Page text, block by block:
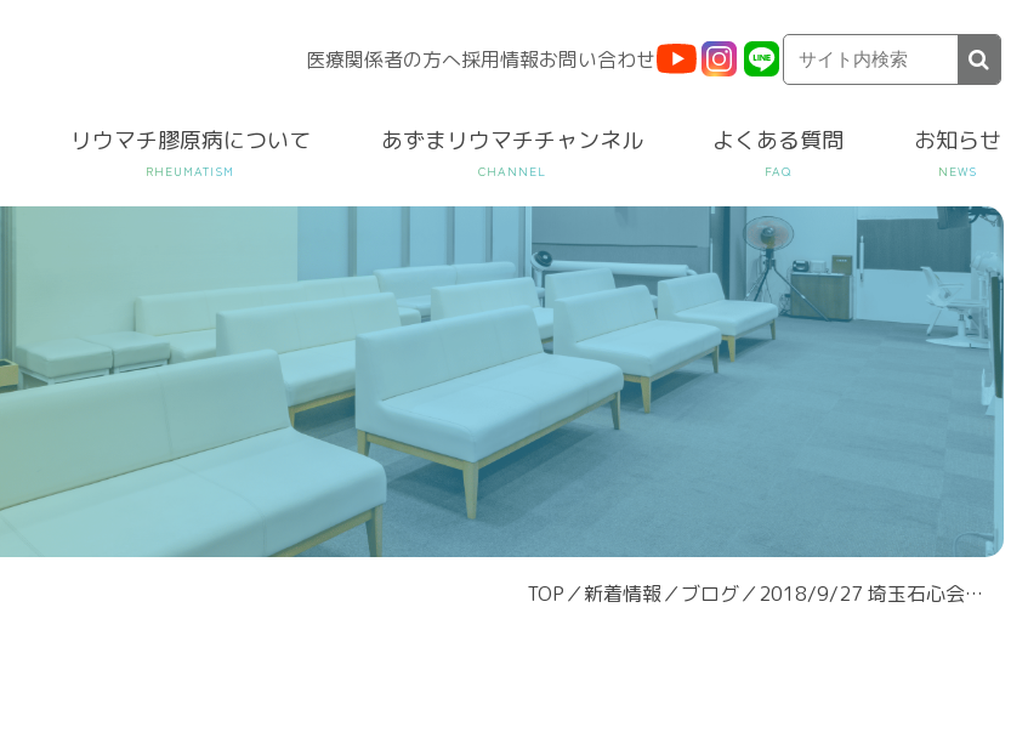
医療関係者の方へ採用情報お問い合わせ
リウマチ膠原病について あずまリウマチチャンネル よくある質問 お知らせ
TOP／新着情報／ブログ／ 2018/9/27 埼玉石心会病院 地域連携セミナー参加